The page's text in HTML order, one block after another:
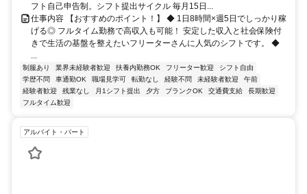
フト自己申告制。シフト提出サイクル 毎月15日...
仕事内容 【おすすめのポイント！】 ◆ 1日8時間×週5日でしっかり稼
げる◎ フルタイム勤務で高収入も可能！ 安定した収入と社会保険付
きで生活の基盤を整えたいフリーターさんに人気のシフトです。 ◆
...
制服あり 業界未経験者歓迎 扶養内勤務OK フリーター歓迎
シフト自由
学歴不問
車通勤OK 職場見学可 転勤なし 経験不問 未経験者歓迎
午前
経験者歓迎
残業なし 月1シフト提出 夕方 ブランクOK 交通費支給
長期歓迎
フルタイム歓迎
アルバイト・パート